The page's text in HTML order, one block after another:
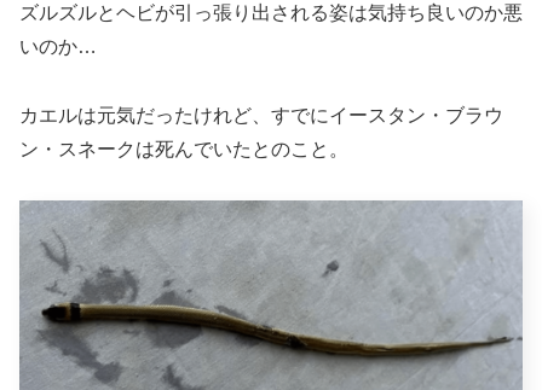
ズルズルとヘビが引っ張り出される姿は気持ち良いのか悪
いのか…
カエルは元気だったけれど、すでにイースタン・ブラウ
ン・スネークは死んでいたとのこと。